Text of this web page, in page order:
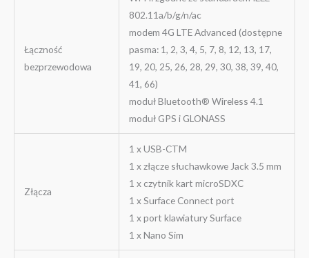
Łączność
bezprzewodowa
802.11a/b/g/n/ac
modem 4G LTE Advanced (dostępne
pasma: 1, 2, 3, 4, 5, 7, 8, 12, 13, 17,
19, 20, 25, 26, 28, 29, 30, 38, 39, 40,
41, 66)
moduł Bluetooth® Wireless 4.1
moduł GPS i GLONASS
Złącza
1 x USB-CTM
1 x złącze słuchawkowe Jack 3.5 mm
1 x czytnik kart microSDXC
1 x Surface Connect port
1 x port klawiatury Surface
1 x Nano Sim